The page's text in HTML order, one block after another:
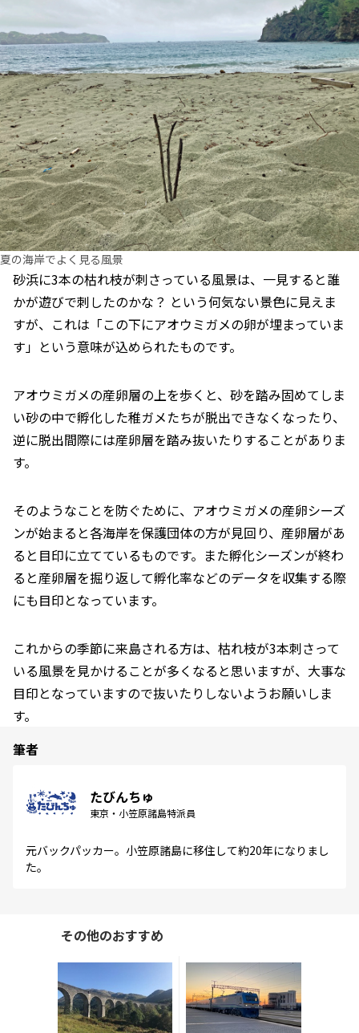
夏の海岸でよく見る風景
砂浜に3本の枯れ枝が刺さっている風景は、一見すると誰
かが遊びで刺したのかな？ という何気ない景色に見えま
すが、これは「この下にアオウミガメの卵が埋まっていま
す」という意味が込められたものです。
アオウミガメの産卵層の上を歩くと、砂を踏み固めてしま
い砂の中で孵化した稚ガメたちが脱出できなくなったり、
逆に脱出間際には産卵層を踏み抜いたりすることがありま
す。
そのようなことを防ぐために、アオウミガメの産卵シーズ
ンが始まると各海岸を保護団体の方が見回り、産卵層があ
ると目印に立てているものです。また孵化シーズンが終わ
ると産卵層を掘り返して孵化率などのデータを収集する際
にも目印となっています。
これからの季節に来島される方は、枯れ枝が3本刺さって
いる風景を見かけることが多くなると思いますが、大事な
目印となっていますので抜いたりしないようお願いしま
す。
筆者
たびんちゅ
東京・小笠原諸島特派員
元バックパッカー。小笠原諸島に移住して約20年になりまし
た。
その他のおすすめ